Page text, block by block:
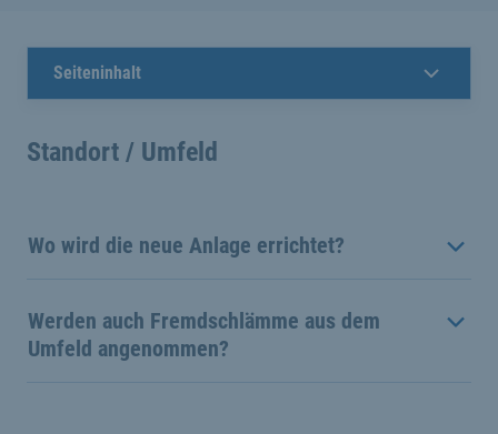
Seiteninhalt
Standort / Umfeld
Wo wird die neue Anlage errichtet?
Werden auch Fremdschlämme aus dem
Umfeld angenommen?